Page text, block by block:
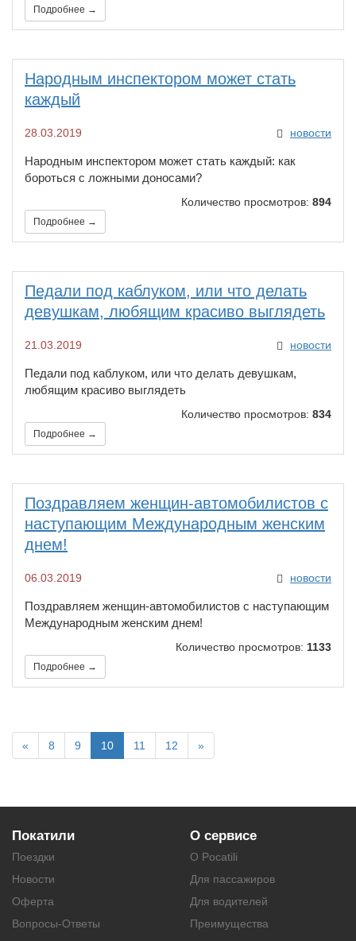
Подробнее →
Народным инспектором может стать
каждый
новости
28.03.2019
Народным инспектором может стать каждый: как
бороться с ложными доносами?
Количество просмотров: 894
Подробнее →
​Педали под каблуком, или что делать
девушкам, любящим красиво выглядеть
новости
21.03.2019
​Педали под каблуком, или что делать девушкам,
любящим красиво выглядеть
Количество просмотров: 834
Подробнее →
Поздравляем женщин-автомобилистов с
наступающим Международным женским
днем!
новости
06.03.2019
Поздравляем женщин-автомобилистов с наступающим
Международным женским днем!
Количество просмотров: 1133
Подробнее →
« 8 9 10 11 12 »
Покатили
Поездки
Новости
Оферта
Вопросы-Ответы
О сервисе
О Pocatili
Для пассажиров
Для водителей
Преимущества